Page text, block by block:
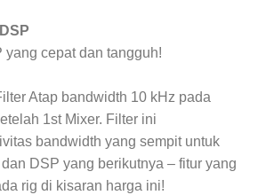
yang cepat dan tangguh!
Atap bandwidth 10 kHz pada
1st Mixer. Filter ini
bandwidth yang sempit untuk
DSP yang berikutnya – fitur yang
rig di kisaran harga ini!